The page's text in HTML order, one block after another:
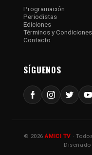
Programación
Periodistas
Ediciones
Términos y Condiciones
Contacto
SÍGUENOS
© 2026AMICI TV ·
Diseñado